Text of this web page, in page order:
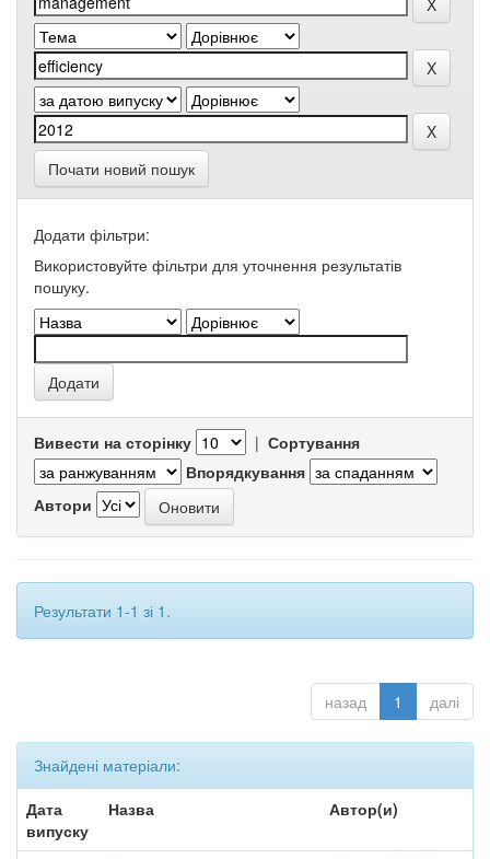
Почати новий пошук
Додати фільтри:
Використовуйте фільтри для уточнення результатів
пошуку.
Вивести на сторінку | Сортування
Впорядкування
Автори
Результати 1-1 зі 1.
назад 1 далі
Знайдені матеріали:
Дата
випуску
Назва Автор(и)